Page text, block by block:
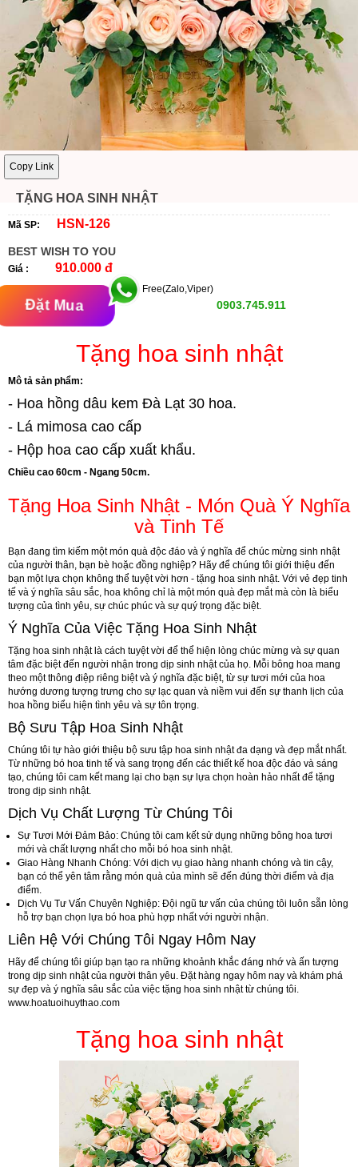
Copy Link
TẶNG HOA SINH NHẬT
Mã SP: HSN-126
BEST WISH TO YOU
Giá : 910.000 đ
Đặt Mua
Free(Zalo,Viper)
0903.745.911
Tặng hoa sinh nhật
Mô tả sản phẩm:
- Hoa hồng dâu kem Đà Lạt 30 hoa.
- Lá mimosa cao cấp
- Hộp hoa cao cấp xuất khẩu.
Chiều cao 60cm - Ngang 50cm.
Tặng Hoa Sinh Nhật - Món Quà Ý Nghĩa
và Tinh Tế
Bạn đang tìm kiếm một món quà độc đáo và ý nghĩa để chúc mừng sinh nhật
của người thân, bạn bè hoặc đồng nghiệp? Hãy để chúng tôi giới thiệu đến
bạn một lựa chọn không thể tuyệt vời hơn - tặng hoa sinh nhật. Với vẻ đẹp tinh
tế và ý nghĩa sâu sắc, hoa không chỉ là một món quà đẹp mắt mà còn là biểu
tượng của tình yêu, sự chúc phúc và sự quý trọng đặc biệt.
Ý Nghĩa Của Việc Tặng Hoa Sinh Nhật
Tặng hoa sinh nhật là cách tuyệt vời để thể hiện lòng chúc mừng và sự quan
tâm đặc biệt đến người nhận trong dịp sinh nhật của họ. Mỗi bông hoa mang
theo một thông điệp riêng biệt và ý nghĩa đặc biệt, từ sự tươi mới của hoa
hướng dương tượng trưng cho sự lạc quan và niềm vui đến sự thanh lịch của
hoa hồng biểu hiện tình yêu và sự tôn trọng.
Bộ Sưu Tập Hoa Sinh Nhật
Chúng tôi tự hào giới thiệu bộ sưu tập hoa sinh nhật đa dạng và đẹp mắt nhất.
Từ những bó hoa tinh tế và sang trọng đến các thiết kế hoa độc đáo và sáng
tạo, chúng tôi cam kết mang lại cho bạn sự lựa chọn hoàn hảo nhất để tặng
trong dịp sinh nhật.
Dịch Vụ Chất Lượng Từ Chúng Tôi
Sự Tươi Mới Đảm Bảo: Chúng tôi cam kết sử dụng những bông hoa tươi
mới và chất lượng nhất cho mỗi bó hoa sinh nhật.
Giao Hàng Nhanh Chóng: Với dịch vụ giao hàng nhanh chóng và tin cậy,
bạn có thể yên tâm rằng món quà của mình sẽ đến đúng thời điểm và địa
điểm.
Dịch Vụ Tư Vấn Chuyên Nghiệp: Đội ngũ tư vấn của chúng tôi luôn sẵn lòng
hỗ trợ bạn chọn lựa bó hoa phù hợp nhất với người nhận.
Liên Hệ Với Chúng Tôi Ngay Hôm Nay
Hãy để chúng tôi giúp bạn tạo ra những khoảnh khắc đáng nhớ và ấn tượng
trong dịp sinh nhật của người thân yêu. Đặt hàng ngay hôm nay và khám phá
sự đẹp và ý nghĩa sâu sắc của việc tặng hoa sinh nhật từ chúng tôi.
www.hoatuoihuythao.com
Tặng hoa sinh nhật